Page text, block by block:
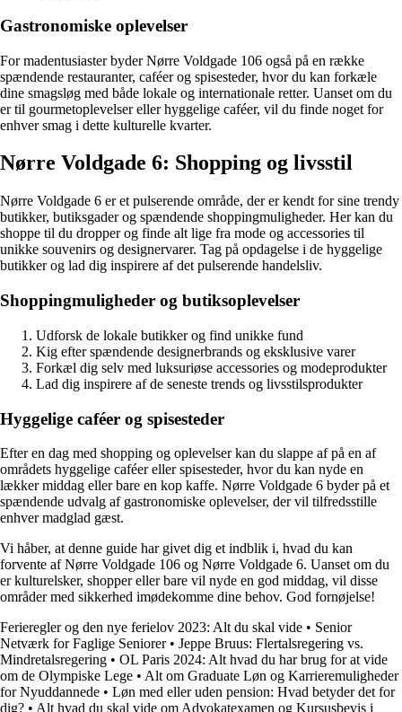
Gastronomiske oplevelser
For madentusiaster byder Nørre Voldgade 106 også på en række
spændende restauranter, caféer og spisesteder, hvor du kan forkæle
dine smagsløg med både lokale og internationale retter. Uanset om du
er til gourmetoplevelser eller hyggelige caféer, vil du finde noget for
enhver smag i dette kulturelle kvarter.
Nørre Voldgade 6: Shopping og livsstil
Nørre Voldgade 6 er et pulserende område, der er kendt for sine trendy
butikker, butiksgader og spændende shoppingmuligheder. Her kan du
shoppe til du dropper og finde alt lige fra mode og accessories til
unikke souvenirs og designervarer. Tag på opdagelse i de hyggelige
butikker og lad dig inspirere af det pulserende handelsliv.
Shoppingmuligheder og butiksoplevelser
Udforsk de lokale butikker og find unikke fund
Kig efter spændende designerbrands og eksklusive varer
Forkæl dig selv med luksuriøse accessories og modeprodukter
Lad dig inspirere af de seneste trends og livsstilsprodukter
Hyggelige caféer og spisesteder
Efter en dag med shopping og oplevelser kan du slappe af på en af
områdets hyggelige caféer eller spisesteder, hvor du kan nyde en
lækker middag eller bare en kop kaffe. Nørre Voldgade 6 byder på et
spændende udvalg af gastronomiske oplevelser, der vil tilfredsstille
enhver madglad gæst.
Vi håber, at denne guide har givet dig et indblik i, hvad du kan
forvente af Nørre Voldgade 106 og Nørre Voldgade 6. Uanset om du
er kulturelsker, shopper eller bare vil nyde en god middag, vil disse
områder med sikkerhed imødekomme dine behov. God fornøjelse!
Ferieregler og den nye ferielov 2023: Alt du skal vide • Senior
Netværk for Faglige Seniorer• Jeppe Bruus: Flertalsregering vs.
Mindretalsregering • OL Paris 2024: Alt hvad du har brug for at vide
om de Olympiske Lege • Alt om Graduate Løn og Karrieremuligheder
for Nyuddannede • Løn med eller uden pension: Hvad betyder det for
dig? • Alt hvad du skal vide om Advokatexamen og Kursusbevis i